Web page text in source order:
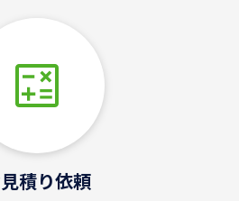
積り依頼